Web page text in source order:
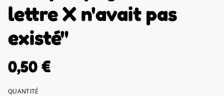
lettre X n'avait pas
existé"
0,50 €
QUANTITÉ